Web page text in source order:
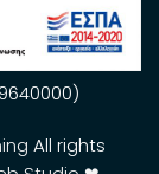
All rights